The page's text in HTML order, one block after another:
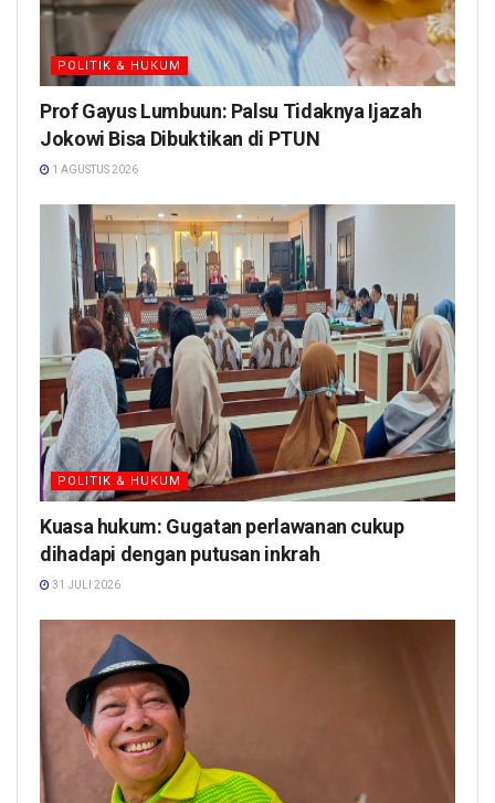
POLITIK & HUKUM
Prof Gayus Lumbuun: Palsu Tidaknya Ijazah
Jokowi Bisa Dibuktikan di PTUN
1 AGUSTUS 2026
POLITIK & HUKUM
Kuasa hukum: Gugatan perlawanan cukup
dihadapi dengan putusan inkrah
31 JULI 2026